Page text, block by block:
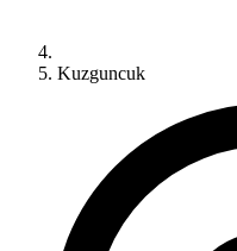
Kuzguncuk